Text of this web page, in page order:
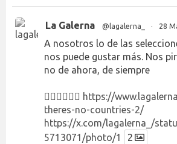
La Galerna @lagalerna_ · 28
A nosotros lo de las
nos puede gustar más. Nos
no de ahora, de siempre
👉🏻👉🏻👉🏻 https://
theres-no-countries-2/
https://x.com/lagalerna_/
5713071/photo/1
2